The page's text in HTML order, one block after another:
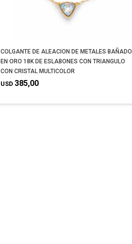
COLGANTE DE ALEACION DE METALES BAÑADO
EN ORO 18K DE ESLABONES CON TRIANGULO
CON CRISTAL MULTICOLOR
USD 385,00